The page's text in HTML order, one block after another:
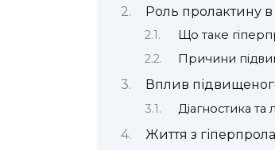
Роль пролактину в
Що таке
Причини
Вплив
Діагностика та
Життя з